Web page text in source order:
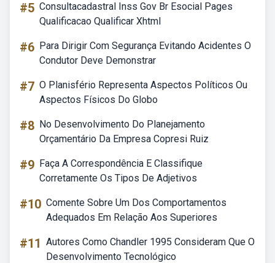
#5 Consultacadastral Inss Gov Br Esocial Pages
Qualificacao Qualificar Xhtml
#6 Para Dirigir Com Segurança Evitando Acidentes O
Condutor Deve Demonstrar
#7 O Planisfério Representa Aspectos Políticos Ou
Aspectos Físicos Do Globo
#8 No Desenvolvimento Do Planejamento
Orçamentário Da Empresa Copresi Ruiz
#9 Faça A Correspondência E Classifique
Corretamente Os Tipos De Adjetivos
#10 Comente Sobre Um Dos Comportamentos
Adequados Em Relação Aos Superiores
#11 Autores Como Chandler 1995 Consideram Que O
Desenvolvimento Tecnológico